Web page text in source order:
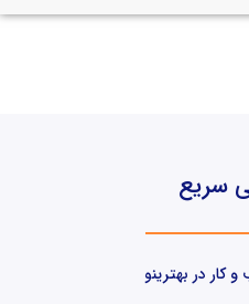
سریع
کار در بهترینو